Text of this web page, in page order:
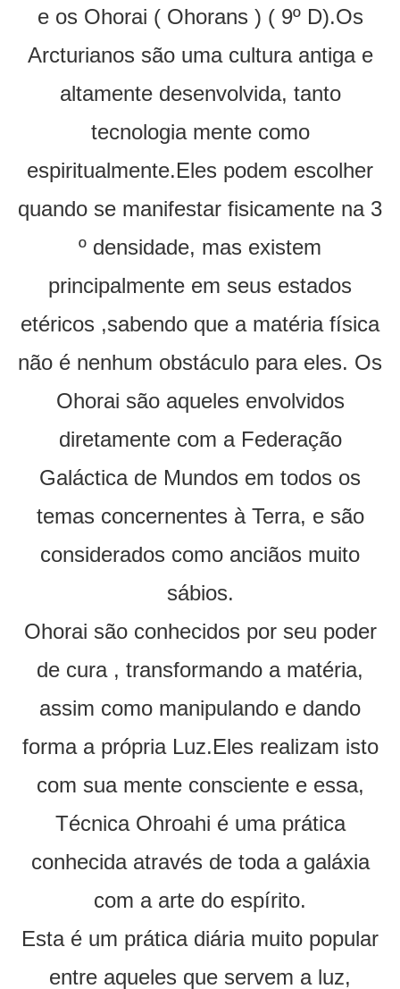
e os Ohorai ( Ohorans ) ( 9º D).Os
Arcturianos são uma cultura antiga e
altamente desenvolvida, tanto
tecnologia mente como
espiritualmente.Eles podem escolher
quando se manifestar fisicamente na 3
º densidade, mas existem
principalmente em seus estados
etéricos ,sabendo que a matéria física
não é nenhum obstáculo para eles. Os
Ohorai são aqueles envolvidos
diretamente com a Federação
Galáctica de Mundos em todos os
temas concernentes à Terra, e são
considerados como anciãos muito
sábios.
Ohorai são conhecidos por seu poder
de cura , transformando a matéria,
assim como manipulando e dando
forma a própria Luz.Eles realizam isto
com sua mente consciente e essa,
Técnica Ohroahi é uma prática
conhecida através de toda a galáxia
com a arte do espírito.
Esta é um prática diária muito popular
entre aqueles que servem a luz,